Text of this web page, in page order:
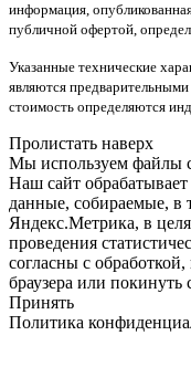
информация,
публичной офертой,
Указанные технические
являются
стоимость определяются
Пролистать наверх
Мы используем файлы
Наш сайт
данные, собираемые, в
Яндекс.Метрика, в
проведения
согласны с
браузера или покинуть
Принять
Политика